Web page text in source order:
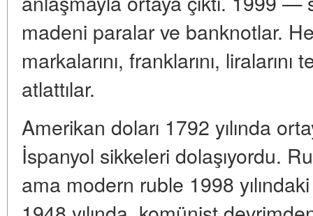
madeni paralar ve banknotlar.
markalarını, franklarını,
atlattılar.
Amerikan doları 1792 yılında
İspanyol sikkeleri dolaşıyordu.
ama modern ruble 1998